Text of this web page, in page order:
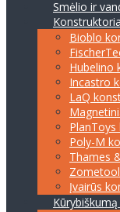
Smėlio ir
Bioblo
Hubelino
Incastro
LaQ
Poly-M
Thames
Įvairūs